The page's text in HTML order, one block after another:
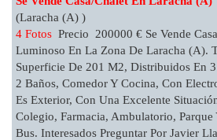
(Laracha (A) )
4 Fotos Precio 200000 € Se Vende
Luminoso En La Zona De Laracha (A).
Superficie De 201 M2, Distribuidos En
2 Baños, Comedor Y Cocina, Con
Es Exterior, Con Una Excelente
Colegio, Farmacia, Ambulatorio, Parque
Bus. Interesados Preguntar Por Javier